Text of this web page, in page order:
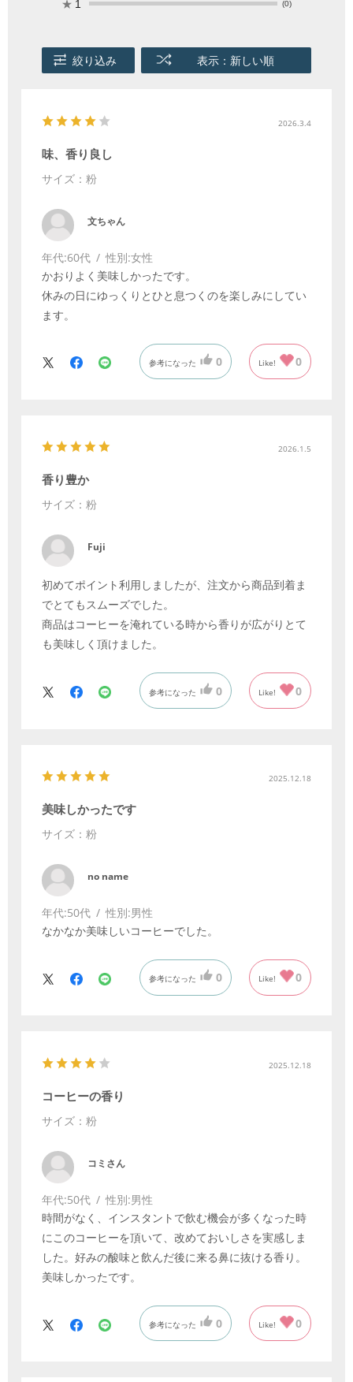
★ 1 (0)
絞り込み 表示：新しい順
2026.3.4
味、香り良し
サイズ：粉
文ちゃん
年代:60代 性別:女性
かおりよく美味しかったです。
休みの日にゆっくりとひと息つくのを楽しみにしてい
ます。
参考になった 0 Like! 0
2026.1.5
香り豊か
サイズ：粉
Fuji
初めてポイント利用しましたが、注文から商品到着ま
でとてもスムーズでした。
商品はコーヒーを淹れている時から香りが広がりとて
も美味しく頂けました。
参考になった 0 Like! 0
2025.12.18
美味しかったです
サイズ：粉
no name
年代:50代 性別:男性
なかなか美味しいコーヒーでした。
参考になった 0 Like! 0
2025.12.18
コーヒーの香り
サイズ：粉
コミさん
年代:50代 性別:男性
時間がなく、インスタントで飲む機会が多くなった時
にこのコーヒーを頂いて、改めておいしさを実感しま
した。好みの酸味と飲んだ後に来る鼻に抜ける香り。
美味しかったです。
参考になった 0 Like! 0